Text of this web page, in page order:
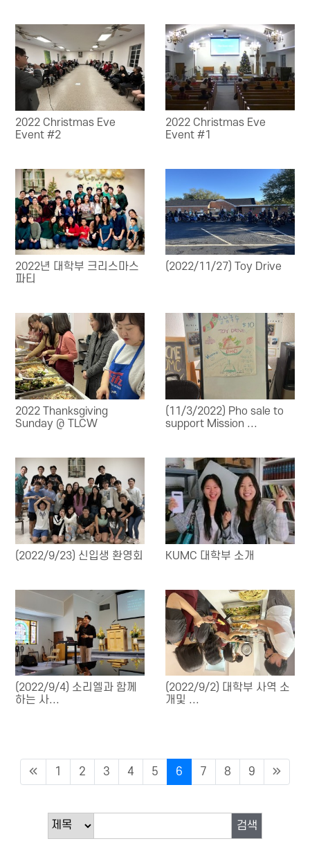
2022 Christmas Eve
Event #2
2022 Christmas Eve
Event #1
2022년 대학부 크리스마스
파티
(2022/11/27) Toy Drive
2022 Thanksgiving
Sunday @ TLCW
(11/3/2022) Pho sale to
support Mission ...
(2022/9/23) 신입생 환영회 KUMC 대학부 소개
(2022/9/4) 소리엘과 함께
하는 사...
(2022/9/2) 대학부 사역 소
개및 ...
1 2 3 4 5 6 7 8 9
검색